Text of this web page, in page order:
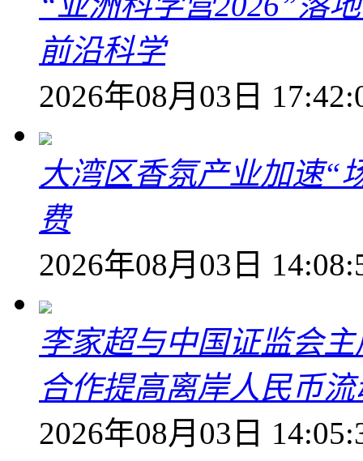
前沿科学
2026年08月03日
大湾区香氛产业加速“
费
2026年08月03日
李家超与中国证监会
合作提高离岸人民币
2026年08月03日